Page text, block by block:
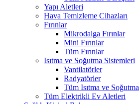
Yapı Aletleri
Hava Temizleme Cihazları
Fırınlar
Mikrodalga Fırınlar
Mini Fırınlar
Tüm Fırınlar
Isıtma ve Soğutma Sistemleri
Vantilatörler
Radyatörler
Tüm Isıtma ve
Tüm Elektrikli Ev Aletleri